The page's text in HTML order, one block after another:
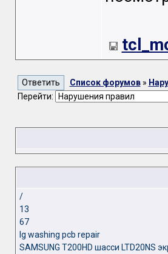
Список форумов»
Перейти:
/
13
67
lg washing pcb repair
SAMSUNG T200HD шасси LTD20NS